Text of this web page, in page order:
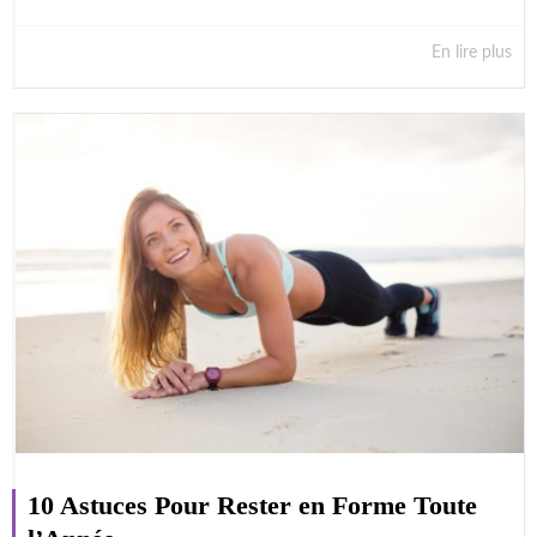
En lire plus
10 Astuces Pour Rester en Forme Toute